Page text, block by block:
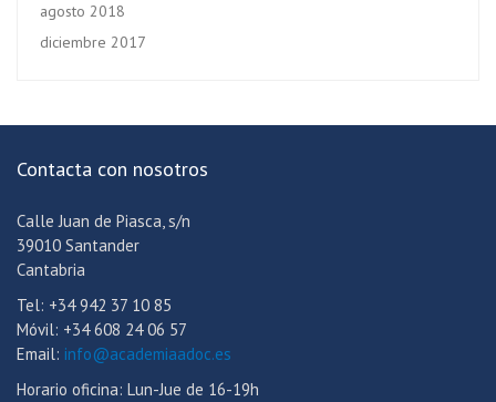
agosto 2018
diciembre 2017
Contacta con nosotros
Calle Juan de Piasca, s/n
39010 Santander
Cantabria
Tel: +34 942 37 10 85
Móvil: +34 608 24 06 57
Email: info@academiaadoc.es
Horario oficina: Lun-Jue de 16-19h